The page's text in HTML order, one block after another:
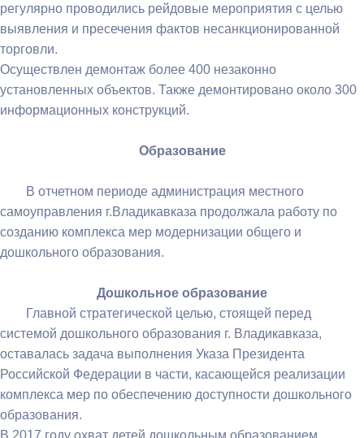
регулярно проводились рейдовые мероприятия с целью
выявления и пресечения фактов несанкционированной
торговли.
Осуществлен демонтаж более 400 незаконно
установленных объектов. Также демонтировано около 300
информационных конструкций.
Образование
В отчетном периоде администрация местного
самоуправления г.Владикавказа продолжала работу по
созданию комплекса мер модернизации общего и
дошкольного образования.
Дошкольное образование
Главной стратегической целью, стоящей перед
системой дошкольного образования г. Владикавказа,
оставалась задача выполнения Указа Президента
Российской Федерации в части, касающейся реализации
комплекса мер по обеспечению доступности дошкольного
образования.
В 2017 году охват детей дошкольным образованием